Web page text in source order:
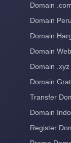
Domain
Domain
Domain
Domain
Domain
Domain
Transfer
Domain
Register